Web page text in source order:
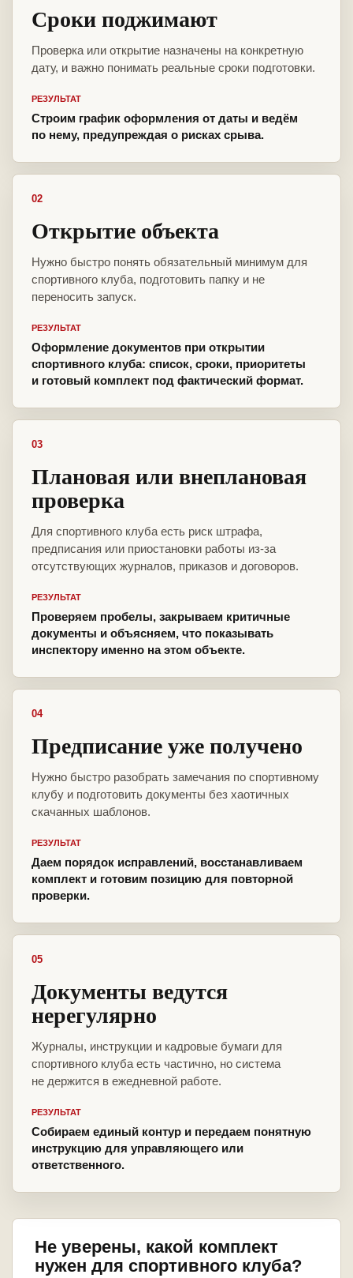
Сроки поджимают
Проверка или открытие назначены на конкретную
дату, и важно понимать реальные сроки подготовки.
РЕЗУЛЬТАТ
Строим график оформления от даты и ведём
по нему, предупреждая о рисках срыва.
02
Открытие объекта
Нужно быстро понять обязательный минимум для
спортивного клуба, подготовить папку и не
переносить запуск.
РЕЗУЛЬТАТ
Оформление документов при открытии
спортивного клуба: список, сроки, приоритеты
и готовый комплект под фактический формат.
03
Плановая или внеплановая
проверка
Для спортивного клуба есть риск штрафа,
предписания или приостановки работы из-за
отсутствующих журналов, приказов и договоров.
РЕЗУЛЬТАТ
Проверяем пробелы, закрываем критичные
документы и объясняем, что показывать
инспектору именно на этом объекте.
04
Предписание уже получено
Нужно быстро разобрать замечания по спортивному
клубу и подготовить документы без хаотичных
скачанных шаблонов.
РЕЗУЛЬТАТ
Даем порядок исправлений, восстанавливаем
комплект и готовим позицию для повторной
проверки.
05
Документы ведутся
нерегулярно
Журналы, инструкции и кадровые бумаги для
спортивного клуба есть частично, но система
не держится в ежедневной работе.
РЕЗУЛЬТАТ
Собираем единый контур и передаем понятную
инструкцию для управляющего или
ответственного.
Не уверены, какой комплект
нужен для спортивного клуба?